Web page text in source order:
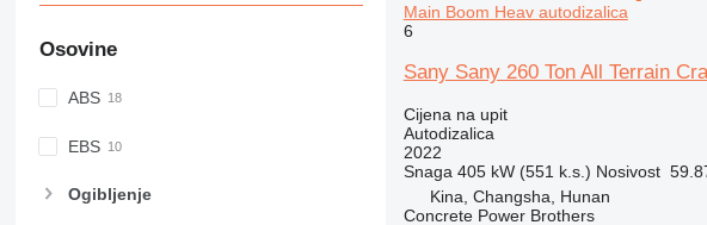
Osovine
ABS
EBS
Ogibljenje
Main Boom Heav autodizalica
6
Sany Sany 260 Ton All Terrain
Cijena na upit
Autodizalica
2022
Snaga 405 kW (551 k.s.) Nosivost
Kina, Changsha, Hunan
Concrete Power Brothers